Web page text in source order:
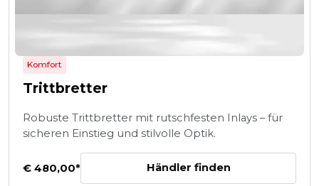
Komfort
Trittbretter
Robuste Trittbretter mit rutschfesten Inlays – für
sicheren Einstieg und stilvolle Optik.
€ 480,00* Händler finden